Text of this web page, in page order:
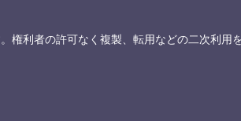
利者の許可なく複製、転用などの二次利用